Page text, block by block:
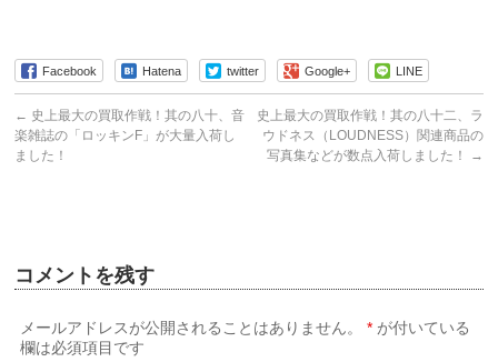
Facebook Hatena twitter Google+ LINE
← 史上最大の買取作戦！其の八十、音
楽雑誌の「ロッキンF」が大量入荷し
ました！
史上最大の買取作戦！其の八十二、ラ
ウドネス（LOUDNESS）関連商品の
写真集などが数点入荷しました！
→
コメントを残す
メールアドレスが公開されることはありません。 * が付いている
欄は必須項目です